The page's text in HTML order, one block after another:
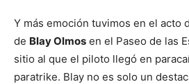
Y más emoción tuvimos en el acto
de Blay Olmos en el Paseo de las
sitio al que el piloto llegó en
paratrike. Blay no es solo un